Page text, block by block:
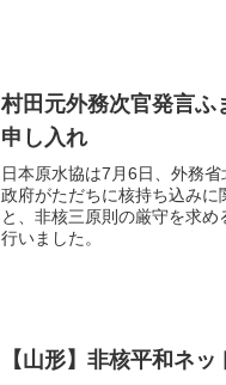
村田元外務次官発言ふ
申し入れ
日本原水協は7月6日、外務
政府がただちに核持ち込み
と、非核三原則の厳守を求
行いました。
【山形】非核平和ネ